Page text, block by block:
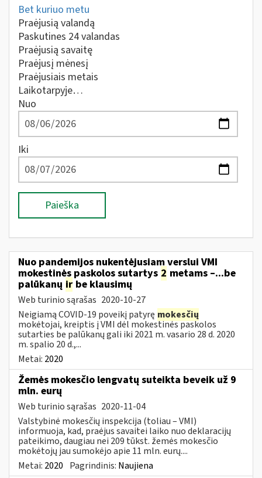
Bet kuriuo metu
Praėjusią valandą
Paskutines 24 valandas
Praėjusią savaitę
Praėjusį mėnesį
Praėjusiais metais
Laikotarpyje…
Nuo
Iki
Paieška
Nuo pandemijos nukentėjusiam verslui VMI
mokestinės paskolos sutartys 2 metams –...be
palūkanų ir be klausimų
Web turinio sąrašas 2020-10-27
Neigiamą COVID-19 poveikį patyrę mokesčių
mokėtojai, kreiptis į VMI dėl mokestinės paskolos
sutarties be palūkanų gali iki 2021 m. vasario 28 d. 2020
m. spalio 20 d.,...
Metai: 2020
Žemės mokesčio lengvatų suteikta beveik už 9
mln. eurų
Web turinio sąrašas 2020-11-04
Valstybinė mokesčių inspekcija (toliau – VMI)
informuoja, kad, praėjus savaitei laiko nuo deklaracijų
pateikimo, daugiau nei 209 tūkst. žemės mokesčio
mokėtojų jau sumokėjo apie 11 mln. eurų....
Metai: 2020 Pagrindinis: Naujiena